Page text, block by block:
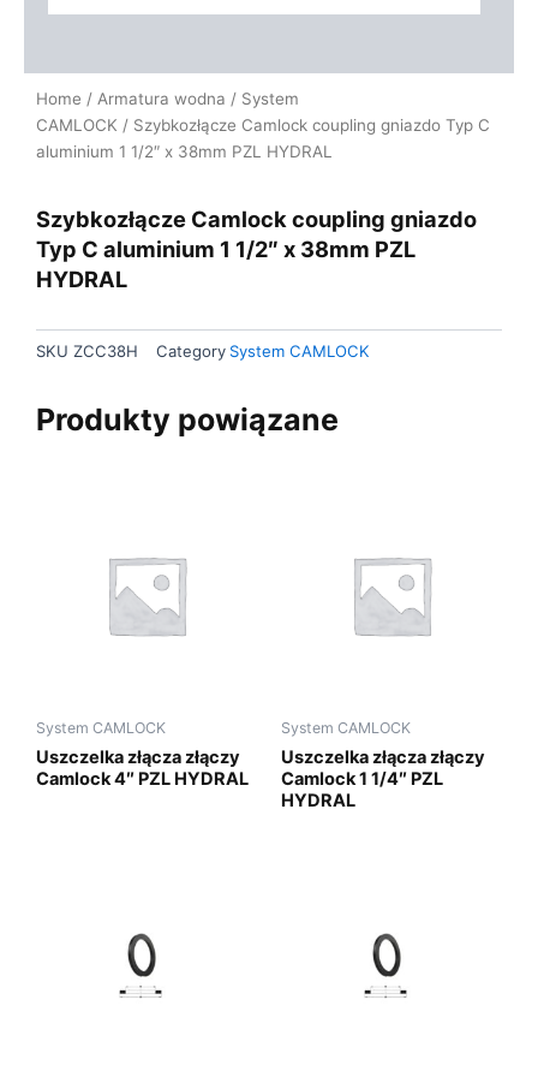
Home / Armatura wodna / System
CAMLOCK / Szybkozłącze Camlock coupling gniazdo Typ C
aluminium 1 1/2″ x 38mm PZL HYDRAL
Szybkozłącze Camlock coupling gniazdo
Typ C aluminium 1 1/2″ x 38mm PZL
HYDRAL
SKU ZCC38H Category System CAMLOCK
Produkty powiązane
System CAMLOCK
Uszczelka złącza złączy
Camlock 4″ PZL HYDRAL
System CAMLOCK
Uszczelka złącza złączy
Camlock 1 1/4″ PZL
HYDRAL